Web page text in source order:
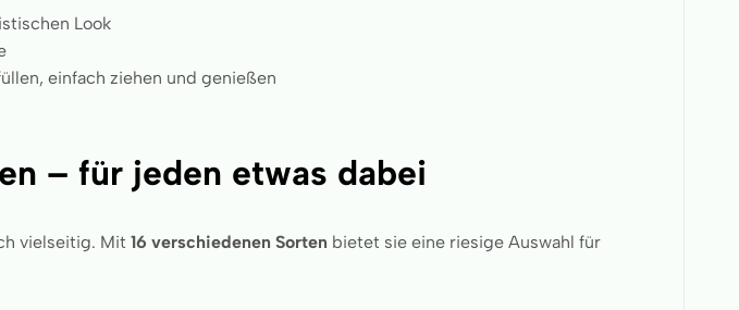
Look
einfach ziehen und genießen
– für jeden etwas dabei
vielseitig. Mit 16 verschiedenen Sorten bietet sie eine riesige Auswahl für